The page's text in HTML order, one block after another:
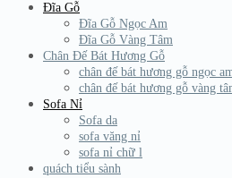
Đĩa Gỗ
Đĩa Gỗ Ngọc Am
Đĩa Gỗ Vàng Tâm
Chân Đế Bát Hương Gỗ
chân đế bát hương gỗ ngọc
chân đế bát hương gỗ vàng
Sofa Nỉ
Sofa da
sofa văng nỉ
sofa nỉ chữ l
quách tiểu sành